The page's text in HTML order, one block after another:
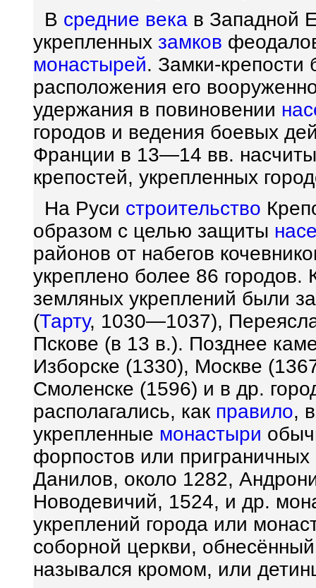
В средние века в Западной
укрепленных замков
монастырей. Замки-
расположения его
удержания в повиновении
городов и ведения боевых
Франции в 13—14 вв.
крепостей, укрепленных
На Руси строительство
образом с целью защиты
районов от набегов
укреплено более 86
земляных укреплений были
(Тарту, 1030—1037),
Пскове (в 13 в.). Позднее
Изборске (1330), Москве
Смоленске (1596) и в др.
располагались, как правило,
укрепленные монастыри
форпостов или
Данилов, около 1282,
Новодевичий, 1524, и др.
укреплений города или
соборной церкви,
назывался кромом, или